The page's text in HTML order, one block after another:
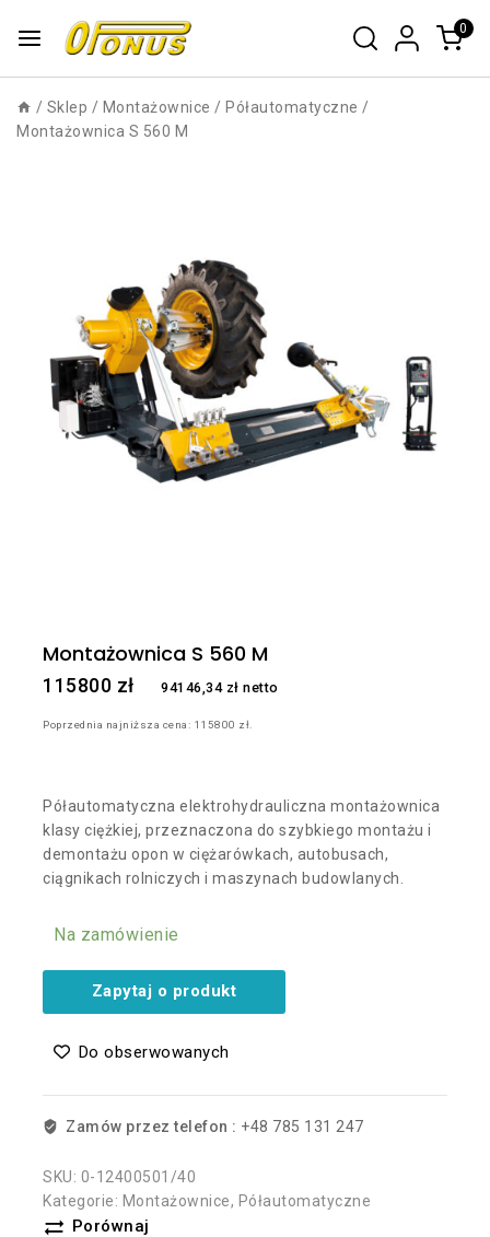
0
/ Sklep / Montażownice / Półautomatyczne /
Montażownica S 560 M
Montażownica S 560 M
115800 zł 94146,34 zł netto
Poprzednia najniższa cena: 115800 zł
Półautomatyczna elektrohydrauliczna montażownica
klasy ciężkiej, przeznaczona do szybkiego montażu i
demontażu opon w ciężarówkach, autobusach,
ciągnikach rolniczych i maszynach budowlanych.
Na zamówienie
Zapytaj o produkt
Do obserwowanych
Zamów przez telefon : +48 785 131 247
SKU: 0-12400501/40
Kategorie: Montażownice, Półautomatyczne
Porównaj